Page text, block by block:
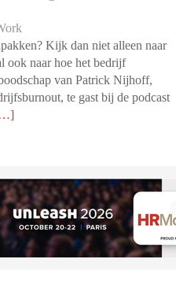
Kijk dan niet alleen naar
ook naar hoe het bedrijf
van Patrick Nijhoff,
te gast bij de podcast
…]